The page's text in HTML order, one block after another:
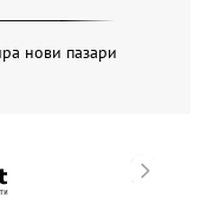
нови пазари